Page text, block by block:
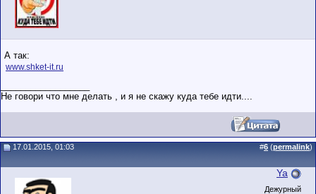
А так:
www.shket-it.ru
Не говори что мне делать , и я не скажу куда тебе идти....
17.01.2015, 01:03 #6 (permalink)
Ya
Дежурный